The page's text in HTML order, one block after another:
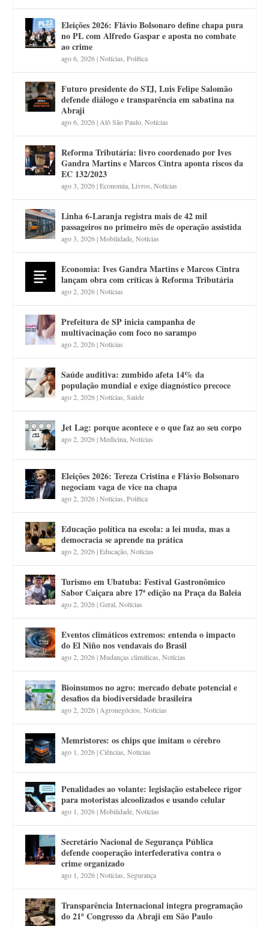
Eleições 2026: Flávio Bolsonaro define chapa pura
no PL com Alfredo Gaspar e aposta no combate
ao crime
ago 6, 2026|Notícias ,Política
Futuro presidente do STJ, Luis Felipe Salomão
defende diálogo e transparência em sabatina na
Abraji
ago 6, 2026| Alô São Paulo ,Notícias
Reforma Tributária: livro coordenado por Ives
Gandra Martins e Marcos Cintra aponta riscos da
EC 132/2023
ago 3, 2026|Economia ,Livros ,Notícias
Linha 6-Laranja registra mais de 42 mil
passageiros no primeiro mês de operação assistida
ago 3, 2026|Mobilidade ,Notícias
Economia: Ives Gandra Martins e Marcos Cintra
lançam obra com críticas à Reforma Tributária
ago 2, 2026|Notícias
Prefeitura de SP inicia campanha de
multivacinação com foco no sarampo
ago 2, 2026|Notícias
Saúde auditiva: zumbido afeta 14% da
população mundial e exige diagnóstico precoce
ago 2, 2026|Notícias ,Saúde
Jet Lag: porque acontece e o que faz ao seu corpo
ago 2, 2026|Medicina ,Notícias
Eleições 2026: Tereza Cristina e Flávio Bolsonaro
negociam vaga de vice na chapa
ago 2, 2026|Notícias ,Política
Educação política na escola: a lei muda, mas a
democracia se aprende na prática
ago 2, 2026|Educação ,Notícias
Turismo em Ubatuba: Festival Gastronômico
Sabor Caiçara abre 17ª edição na Praça da Baleia
ago 2, 2026|Geral ,Notícias
Eventos climáticos extremos: entenda o impacto
do El Niño nos vendavais do Brasil
ago 2, 2026|Mudanças climáticas ,Notícias
Bioinsumos no agro: mercado debate potencial e
desafios da biodiversidade brasileira
ago 2, 2026| Agronegócios ,Notícias
Memristores: os chips que imitam o cérebro
ago 1, 2026|Ciências ,Notícias
Penalidades ao volante: legislação estabelece rigor
para motoristas alcoolizados e usando celular
ago 1, 2026|Mobilidade ,Notícias
Secretário Nacional de Segurança Pública
defende cooperação interfederativa contra o
crime organizado
ago 1, 2026|Notícias ,Segurança
Transparência Internacional integra programação
do 21º Congresso da Abraji em São Paulo